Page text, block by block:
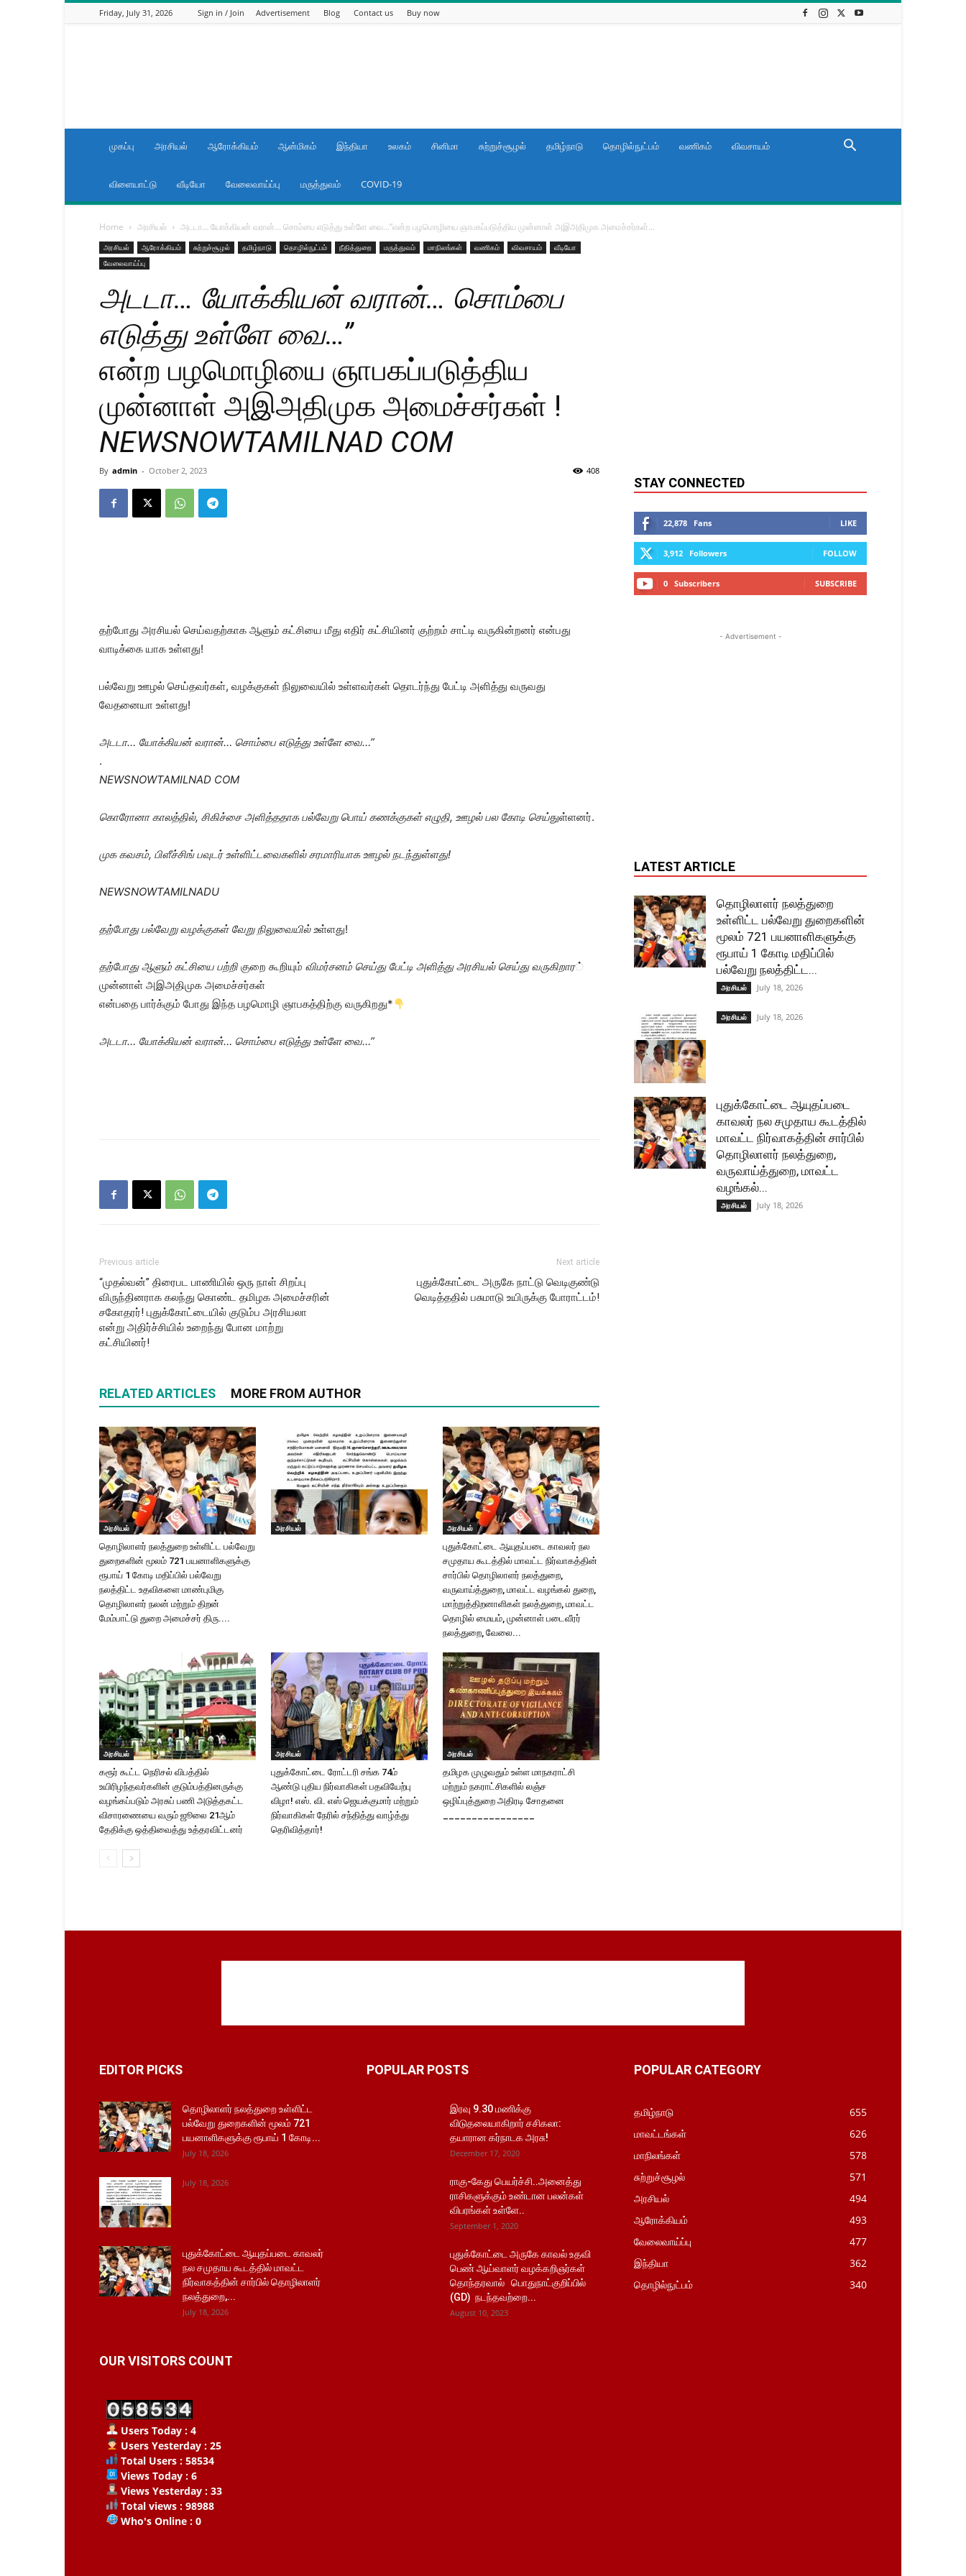
Friday, July 31, 2026 Sign in / Join Advertisement Blog Contact us Buy now
முகப்பு அரசியல் ஆரோக்கியம் ஆன்மிகம் இந்தியா உலகம் சினிமா சுற்றுச்சூழல் தமிழ்நாடு தொழில்நுட்பம் வணிகம் விவசாயம்
விளையாட்டு வீடியோ வேலைவாய்ப்பு மருத்துவம் COVID-19
Home அரசியல் அடடா… யோக்கியன் வரான்… சொம்பை எடுத்து உள்ளே வை…”என்ற பழமொழியை ஞாபகப்படுத்திய முன்னாள் அஇஅதிமுக அமைச்சர்கள்...
அரசியல் ஆரோக்கியம் சுற்றுச்சூழல் தமிழ்நாடு தொழில்நுட்பம் நீதித்துறை மருத்துவம் மாநிலங்கள் வணிகம் விவசாயம்
வீடியோ
வேலைவாய்ப்பு
அடடா… யோக்கியன் வரான்… சொம்பை
எடுத்து உள்ளே வை…”
என்ற பழமொழியை ஞாபகப்படுத்திய
முன்னாள் அஇஅதிமுக அமைச்சர்கள் !
NEWSNOWTAMILNAD COM
By admin - October 2, 2023 408
தற்போது அரசியல் செய்வதற்காக ஆளும் கட்சியை மீது எதிர் கட்சியினர் குற்றம் சாட்டி வருகின்றனர் என்பது
வாடிக்கை யாக உள்ளது!
பல்வேறு ஊழல் செய்தவர்கள், வழக்குகள் நிலுவையில் உள்ளவர்கள் தொடர்ந்து பேட்டி அளித்து வருவது
வேதனையா உள்ளது!
அடடா… யோக்கியன் வரான்… சொம்பை எடுத்து உள்ளே வை…”
.
NEWSNOWTAMILNAD COM
கொரோனா காலத்தில், சிகிச்சை அளித்ததாக பல்வேறு பொய் கணக்குகள் எழுதி, ஊழல் பல கோடி செய்துள்ளனர்.
முக கவசம், பிளீச்சிங் பவுடர் உள்ளிட்டவைகளில் சரமாரியாக ஊழல் நடந்துள்ளது!
NEWSNOWTAMILNADU
தற்போது பல்வேறு வழக்குகள் வேறு நிலுவையில் உள்ளது!
தற்போது ஆளும் கட்சியை பற்றி குறை கூறியும் விமர்சனம் செய்து பேட்டி அளித்து அரசியல் செய்து வருகிறார்
முன்னாள் அஇஅதிமுக அமைச்சர்கள்
என்பதை பார்க்கும் போது இந்த பழமொழி ஞாபகத்திற்கு வருகிறது*
அடடா… யோக்கியன் வரான்… சொம்பை எடுத்து உள்ளே வை…”
Previous article
“முதல்வன்” திரைபட பாணியில் ஒரு நாள் சிறப்பு
விருந்தினராக கலந்து கொண்ட தமிழக அமைச்சரின்
சகோதரர்! புதுக்கோட்டையில் குடும்ப அரசியலா
என்று அதிர்ச்சியில் உறைந்து போன மாற்று
கட்சியினர்!
Next article
புதுக்கோட்டை அருகே நாட்டு வெடிகுண்டு
வெடித்ததில் பசுமாடு உயிருக்கு போராட்டம்!
RELATED ARTICLES MORE FROM AUTHOR
அரசியல்
தொழிலாளர் நலத்துறை உள்ளிட்ட பல்வேறு
துறைகளின் மூலம் 721 பயனாளிகளுக்கு
ரூபாய் 1 கோடி மதிப்பில் பல்வேறு
நலத்திட்ட உதவிகளை மாண்புமிகு
தொழிலாளர் நலன் மற்றும் திறன்
மேம்பாட்டு துறை அமைச்சர் திரு....
அரசியல் அரசியல்
புதுக்கோட்டை ஆயுதப்படை காவலர் நல
சமுதாய கூடத்தில் மாவட்ட நிர்வாகத்தின்
சார்பில் தொழிலாளர் நலத்துறை,
வருவாய்த்துறை, மாவட்ட வழங்கல் துறை,
மாற்றுத்திறனாளிகள் நலத்துறை, மாவட்ட
தொழில் மையம், முன்னாள் படைவீரர்
நலத்துறை, வேலை...
அரசியல்
கரூர் கூட்ட நெரிசல் விபத்தில்
உயிரிழந்தவர்களின் குடும்பத்தினருக்கு
வழங்கப்படும் அரசுப் பணி அடுத்தகட்ட
விசாரணையை வரும் ஜூலை 21ஆம்
தேதிக்கு ஒத்திவைத்து உத்தரவிட்டனர்
அரசியல்
புதுக்கோட்டை ரோட்டரி சங்க 74ம்
ஆண்டு புதிய நிர்வாகிகள் பதவியேற்பு
விழா! எஸ். வி. எஸ் ஜெயக்குமார் மற்றும்
நிர்வாகிகள் நேரில் சந்தித்து வாழ்த்து
தெரிவித்தார்!
அரசியல்
தமிழக முழுவதும் உள்ள மாநகராட்சி
மற்றும் நகராட்சிகளில் லஞ்ச
ஒழிப்புத்துறை அதிரடி சோதனை
STAY CONNECTED
22,878 Fans LIKE
3,912 Followers FOLLOW
0 Subscribers SUBSCRIBE
- Advertisement -
LATEST ARTICLE
தொழிலாளர் நலத்துறை
உள்ளிட்ட பல்வேறு துறைகளின்
மூலம் 721 பயனாளிகளுக்கு
ரூபாய் 1 கோடி மதிப்பில்
பல்வேறு நலத்திட்ட...
அரசியல் July 18, 2026
அரசியல் July 18, 2026
புதுக்கோட்டை ஆயுதப்படை
காவலர் நல சமுதாய கூடத்தில்
மாவட்ட நிர்வாகத்தின் சார்பில்
தொழிலாளர் நலத்துறை,
வருவாய்த்துறை, மாவட்ட
வழங்கல்...
அரசியல் July 18, 2026
EDITOR PICKS
தொழிலாளர் நலத்துறை உள்ளிட்ட
பல்வேறு துறைகளின் மூலம் 721
பயனாளிகளுக்கு ரூபாய் 1 கோடி...
July 18, 2026
July 18, 2026
புதுக்கோட்டை ஆயுதப்படை காவலர்
நல சமுதாய கூடத்தில் மாவட்ட
நிர்வாகத்தின் சார்பில் தொழிலாளர்
நலத்துறை,...
July 18, 2026
OUR VISITORS COUNT
Users Today : 4
Users Yesterday : 25
Total Users : 58534
Views Today : 6
Views Yesterday : 33
Total views : 98988
Who's Online : 0
POPULAR POSTS
இரவு 9.30 மணிக்கு
விடுதலையாகிறார் சசிகலா:
தயாரான கர்நாடக அரசு!
December 17, 2020
ராகு-கேது பெயர்ச்சி..அனைத்து
ராசிகளுக்கும் உண்டான பலன்கள்
விபரங்கள் உள்ளே..
September 1, 2020
புதுக்கோட்டை அருகே காவல் உதவி
பெண் ஆய்வாளர் வழக்கறிஞர்கள்
தொந்தரவால் பொதுநாட்குறிப்பில்
(GD) நடந்தவற்றை...
August 10, 2023
POPULAR CATEGORY
தமிழ்நாடு
655
மாவட்டங்கள்
626
மாநிலங்கள்
578
சுற்றுச்சூழல்
571
அரசியல்
494
ஆரோக்கியம்
493
வேலைவாய்ப்பு
477
இந்தியா
362
தொழில்நுட்பம்
340